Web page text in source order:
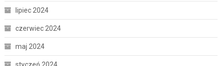
lipiec 2024
czerwiec 2024
maj 2024
styczeń 2024